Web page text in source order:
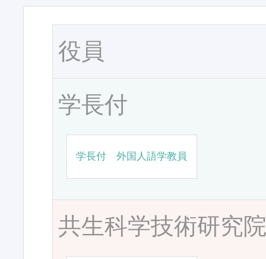
役員
学長付
学長付 外国人語学教員
共生科学技術研究